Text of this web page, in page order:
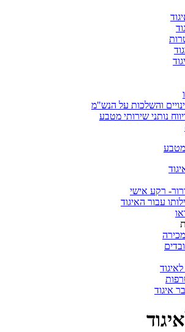
והשלכות על הנש"מ
נותני שירותי מטבע
רקע אישי
עבור האיגוד
איגוד